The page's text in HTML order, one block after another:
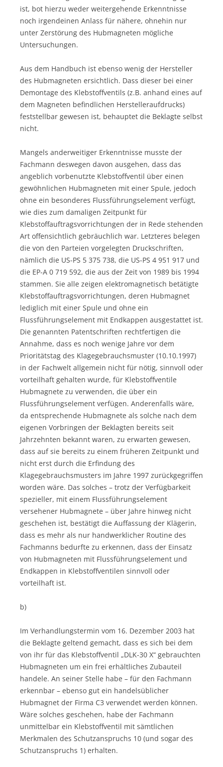
ist, bot hierzu weder weitergehende Erkenntnisse
noch irgendeinen Anlass für nähere, ohnehin nur
unter Zerstörung des Hubmagneten mögliche
Untersuchungen.
Aus dem Handbuch ist ebenso wenig der Hersteller
des Hubmagneten ersichtlich. Dass dieser bei einer
Demontage des Klebstoffventils (z.B. anhand eines auf
dem Magneten befindlichen Herstelleraufdrucks)
feststellbar gewesen ist, behauptet die Beklagte selbst
nicht.
Mangels anderweitiger Erkenntnisse musste der
Fachmann deswegen davon ausgehen, dass das
angeblich vorbenutzte Klebstoffventil über einen
gewöhnlichen Hubmagneten mit einer Spule, jedoch
ohne ein besonderes Flussführungselement verfügt,
wie dies zum damaligen Zeitpunkt für
Klebstoffauftragsvorrichtungen der in Rede stehenden
Art offensichtlich gebräuchlich war. Letzteres belegen
die von den Parteien vorgelegten Druckschriften,
nämlich die US-PS 5 375 738, die US-PS 4 951 917 und
die EP-A 0 719 592, die aus der Zeit von 1989 bis 1994
stammen. Sie alle zeigen elektromagnetisch betätigte
Klebstoffauftragsvorrichtungen, deren Hubmagnet
lediglich mit einer Spule und ohne ein
Flussführungselement mit Endkappen ausgestattet ist.
Die genannten Patentschriften rechtfertigen die
Annahme, dass es noch wenige Jahre vor dem
Prioritätstag des Klagegebrauchsmuster (10.10.1997)
in der Fachwelt allgemein nicht für nötig, sinnvoll oder
vorteilhaft gehalten wurde, für Klebstoffventile
Hubmagnete zu verwenden, die über ein
Flussführungselement verfügen. Anderenfalls wäre,
da entsprechende Hubmagnete als solche nach dem
eigenen Vorbringen der Beklagten bereits seit
Jahrzehnten bekannt waren, zu erwarten gewesen,
dass auf sie bereits zu einem früheren Zeitpunkt und
nicht erst durch die Erfindung des
Klagegebrauchsmusters im Jahre 1997 zurückgegriffen
worden wäre. Das solches – trotz der Verfügbarkeit
spezieller, mit einem Flussführungselement
versehener Hubmagnete – über Jahre hinweg nicht
geschehen ist, bestätigt die Auffassung der Klägerin,
dass es mehr als nur handwerklicher Routine des
Fachmanns bedurfte zu erkennen, dass der Einsatz
von Hubmagneten mit Flussführungselement und
Endkappen in Klebstoffventilen sinnvoll oder
vorteilhaft ist.
b)
Im Verhandlungstermin vom 16. Dezember 2003 hat
die Beklagte geltend gemacht, dass es sich bei dem
von ihr für das Klebstoffventil „DLK-30 X“ gebrauchten
Hubmagneten um ein frei erhältliches Zubauteil
handele. An seiner Stelle habe – für den Fachmann
erkennbar – ebenso gut ein handelsüblicher
Hubmagnet der Firma C3 verwendet werden können.
Wäre solches geschehen, habe der Fachmann
unmittelbar ein Klebstoffventil mit sämtlichen
Merkmalen des Schutzanspruchs 10 (und sogar des
Schutzanspruchs 1) erhalten.